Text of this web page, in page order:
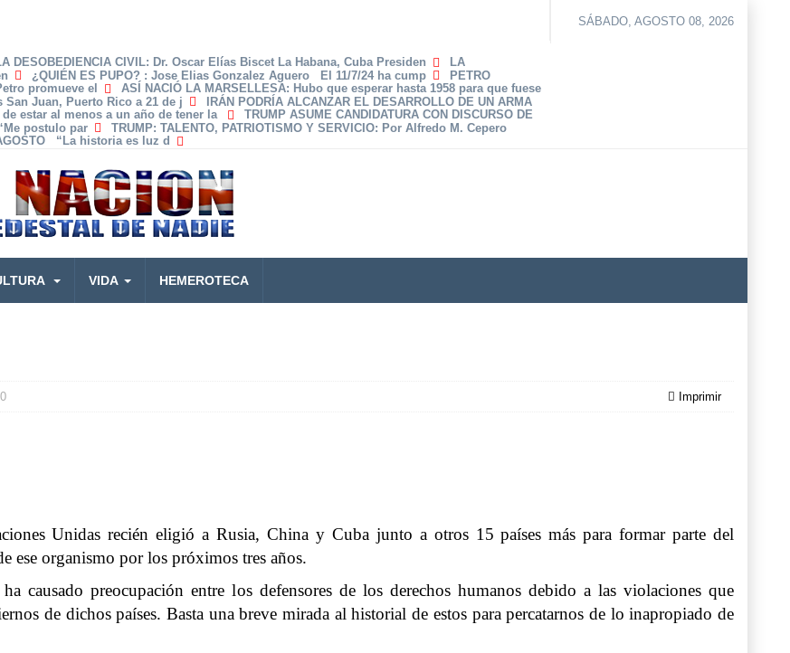
DESOBEDIENCIA CIVIL: Dr. Oscar Elías Biscet La Habana, Cuba Presiden
LA
¿QUIÉN ES PUPO? : Jose Elias Gonzalez Aguero El 11/7/24 ha cump
PETRO
promueve el ASÍ NACIÓ LA MARSELLESA: Hubo que esperar hasta 1958 para que fuese
San Juan, Puerto Rico a 21 de j
IRÁN PODRÍA ALCANZAR EL DESARROLLO DE UN ARMA
estar al menos a un año de tener la
TRUMP ASUME CANDIDATURA CON DISCURSO DE
postulo par TRUMP: TALENTO, PATRIOTISMO Y SERVICIO: Por Alfredo M. Cepero
“La historia es luz d
SÁBADO, AGOSTO 08, 2026
VIDA HEMEROTECA
Imprimir
Unidas recién eligió a Rusia, China y Cuba junto a otros 15 países más para formar parte del
ese organismo por los próximos tres años.
causado preocupación entre los defensores de los derechos humanos debido a las violaciones que
de dichos países. Basta una breve mirada al historial de estos para percatarnos de lo inapropiado de